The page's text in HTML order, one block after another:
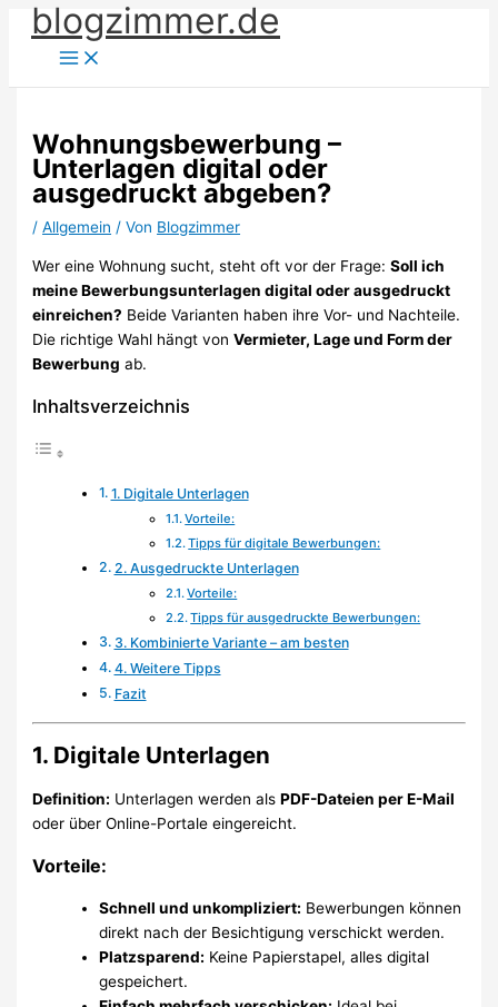
Zum
Inhalt
springen
blogzimmer.de
Wohnungsbewerbung –
Unterlagen digital oder
ausgedruckt abgeben?
/Allgemein / Von Blogzimmer
Wer eine Wohnung sucht, steht oft vor der Frage:Soll ich
meine Bewerbungsunterlagen digital oder ausgedruckt
einreichen? Beide Varianten haben ihre Vor- und Nachteile.
Die richtige Wahl hängt vonVermieter, Lage und Form der
Bewerbung ab.
Inhaltsverzeichnis
1. Digitale Unterlagen
Vorteile:
Tipps für digitale Bewerbungen:
2. Ausgedruckte Unterlagen
Vorteile:
Tipps für ausgedruckte Bewerbungen:
3. Kombinierte Variante – am besten
4. Weitere Tipps
Fazit
1. Digitale Unterlagen
Definition: Unterlagen werden alsPDF-Dateien per E-Mail
oder über Online-Portale eingereicht.
Vorteile:
Schnell und unkompliziert: Bewerbungen können
direkt nach der Besichtigung verschickt werden.
Platzsparend: Keine Papierstapel, alles digital
gespeichert.